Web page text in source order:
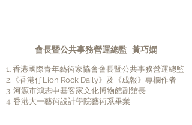
會長暨公共事務營運總監 黃巧嫻
1. 香港國際青年藝術家協會會長暨公共事務營運總監
2.《香港仔Lion Rock Daily》及《成報》專欄作者
3. 河源市鴻志中基客家文化博物館副館長
4. 香港大一藝術設計學院藝術系畢業